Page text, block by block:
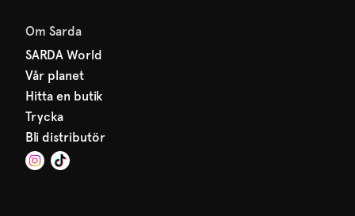
Om Sarda
SARDA World
Vår planet
Hitta en butik
Trycka
Bli distributör